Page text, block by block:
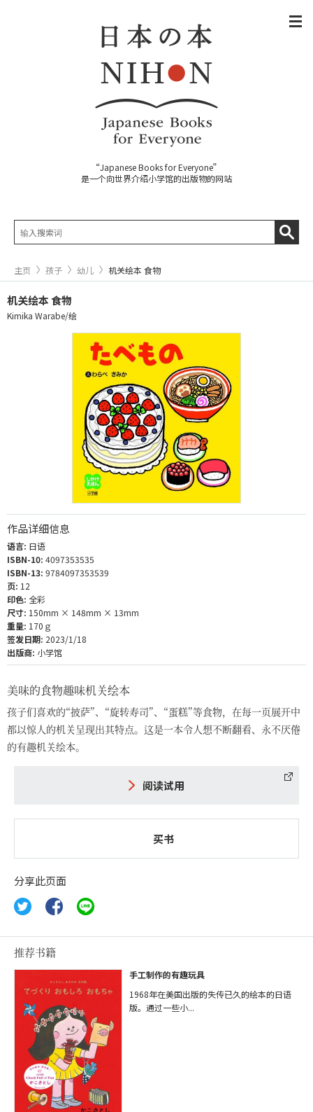
“Japanese Books for Everyone”
是一个向世界介绍小学馆的出版物的网站
主页 孩子 幼儿 机关绘本 食物
机关绘本 食物
Kimika Warabe/绘
作品详细信息
语言: 日语
ISBN-10: 4097353535
ISBN-13: 9784097353539
页: 12
印色: 全彩
尺寸: 150mm × 148mm × 13mm
重量: 170ｇ
签发日期: 2023/1/18
出版商: 小学馆
美味的食物趣味机关绘本
孩子们喜欢的“披萨”、“旋转寿司”、“蛋糕”等食物，在每一页展开中
都以惊人的机关呈现出其特点。这是一本令人想不断翻看、永不厌倦
的有趣机关绘本。
阅读试用
买书
分享此页面
推荐书籍
手工制作的有趣玩具
1968年在美国出版的失传已久的绘本的日语
版。通过一些小...